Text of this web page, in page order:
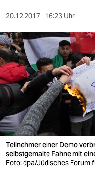
kultur
sport
berlin
nord
wahrheit
verlag
verlag
veranstaltungen
20.12.2017 16:23 Uhr
Teilnehmer einer Demo
selbstgemalte Fahne mit
Foto: dpa/Jüdisches Forum